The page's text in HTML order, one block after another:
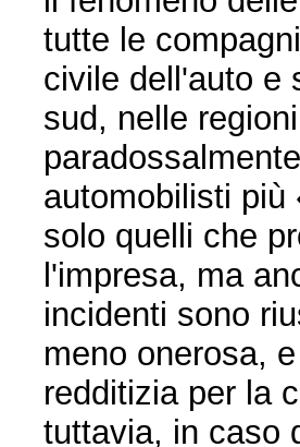
tutte le
civile dell'auto e
sud, nelle
automobilisti più
solo quelli che
l'impresa, ma
incidenti sono
meno onerosa,
redditizia per la
tuttavia, in caso